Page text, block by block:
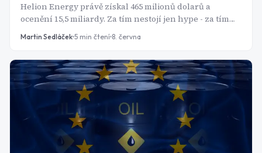
Helion Energy právě získal 465 milionů dolarů a
ocenění 15,5 miliardy. Za tím nestojí jen hype - za tím
stojí konkrétní smlouva s Microsoftem a závod, na
Martin Sedláček 5 min čtení 8. června